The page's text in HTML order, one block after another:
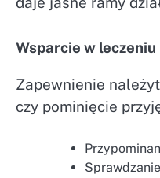
Wsparcie w
Zapewnienie
czy pominięcie